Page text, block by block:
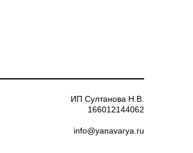
ИП Султанова Н.В.
166012144062
info@yanavarya.ru